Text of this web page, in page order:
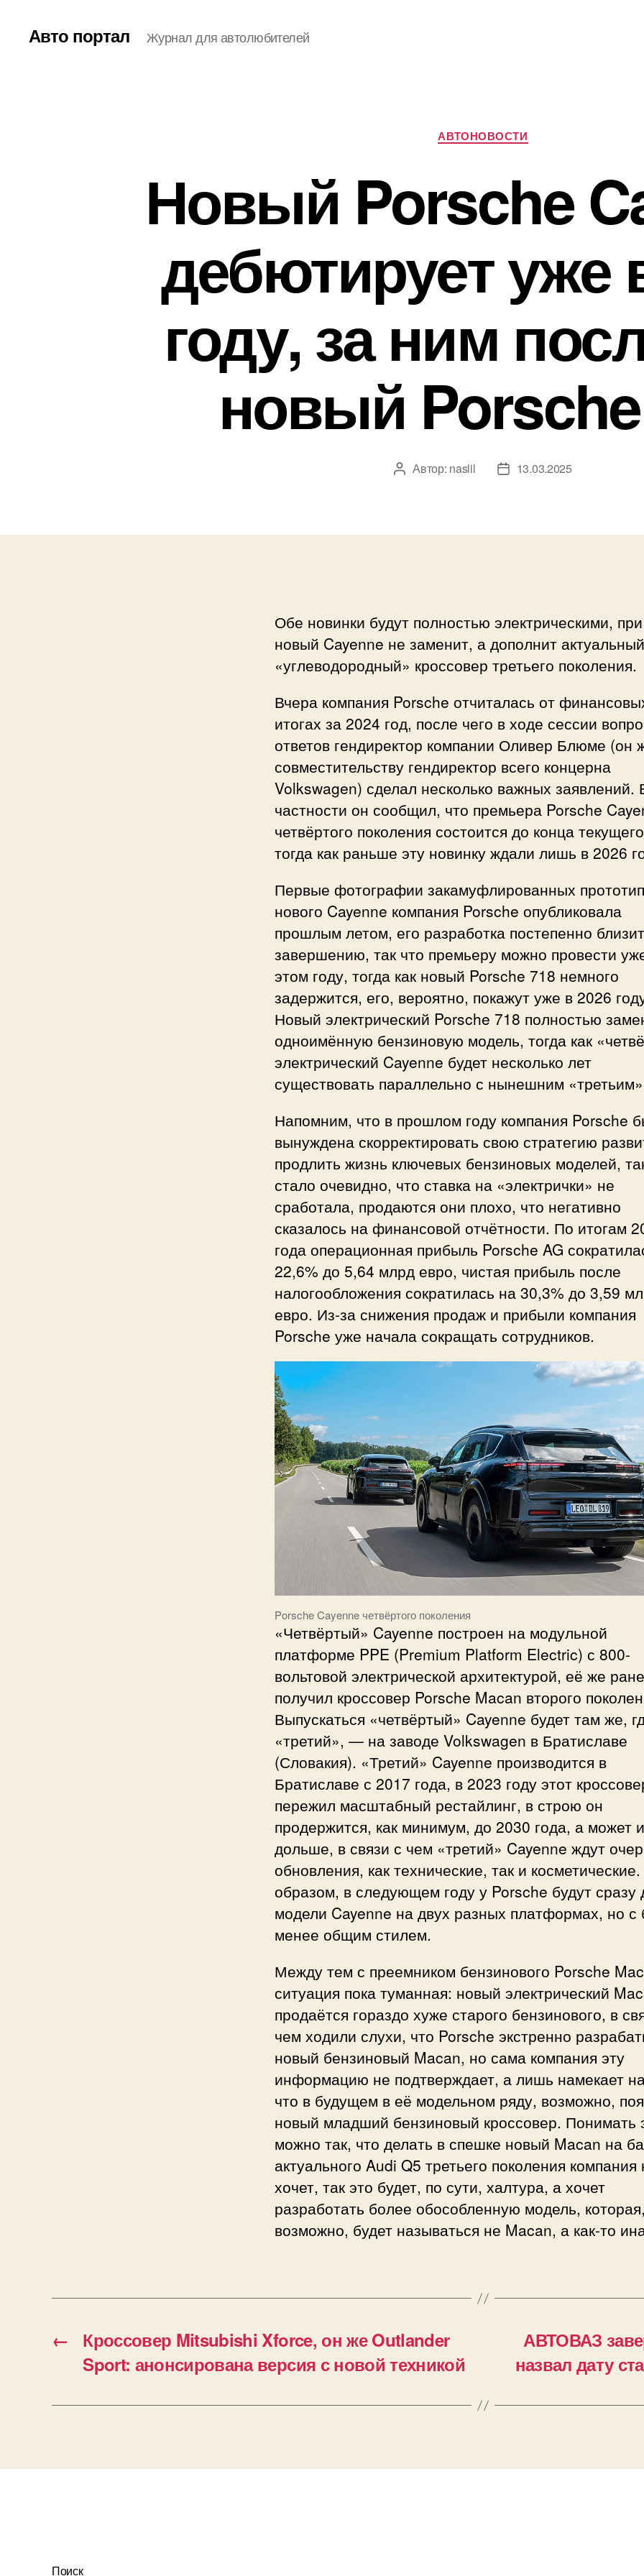
Авто портал Журнал для автолюбителей
Рубрики
АВТОНОВОСТИ
Новый Porsche
дебютирует уже
году, за ним
новый
Автор
Автор: naslil
Дата13.03.2025
Обе новинки будут полностью электрическими,
новый Cayenne не заменит, а дополнит актуальный
«углеводородный» кроссовер третьего поколения.
Вчера компания Porsche отчиталась от
итогах за 2024 год, после чего в ходе сессии
ответов гендиректор компании Оливер Блюме (он
совместительству гендиректор всего концерна
Volkswagen) сделал несколько важных заявлений.
частности он сообщил, что премьера Porsche
четвёртого поколения состоится до конца
тогда как раньше эту новинку ждали лишь в 2026
Первые фотографии закамуфлированных
нового Cayenne компания Porsche опубликовала
прошлым летом, его разработка постепенно
завершению, так что премьеру можно провести
этом году, тогда как новый Porsche 718 немного
задержится, его, вероятно, покажут уже в 2026
Новый электрический Porsche 718 полностью
одноимённую бензиновую модель, тогда как
электрический Cayenne будет несколько лет
существовать параллельно с нынешним
Напомним, что в прошлом году компания Porsche
вынуждена скорректировать свою стратегию
продлить жизнь ключевых бензиновых моделей,
стало очевидно, что ставка на «электрички» не
сработала, продаются они плохо, что негативно
сказалось на финансовой отчётности. По итогам
года операционная прибыль Porsche AG
22,6% до 5,64 млрд евро, чистая прибыль после
налогообложения сократилась на 30,3% до 3,59
евро. Из-за снижения продаж и прибыли компания
Porsche уже начала сокращать сотрудников.
Porsche Cayenne четвёртого поколения
«Четвёртый» Cayenne построен на модульной
платформе PPE (Premium Platform Electric) с 800-
вольтовой электрической архитектурой, её же
получил кроссовер Porsche Macan второго
Выпускаться «четвёртый» Cayenne будет там же,
«третий», — на заводе Volkswagen в Братиславе
(Словакия). «Третий» Cayenne производится в
Братиславе с 2017 года, в 2023 году этот
пережил масштабный рестайлинг, в строю он
продержится, как минимум, до 2030 года, а может и
дольше, в связи с чем «третий» Cayenne ждут
обновления, как технические, так и
образом, в следующем году у Porsche будут сразу
модели Cayenne на двух разных платформах, но с
менее общим стилем.
Между тем с преемником бензинового Porsche
ситуация пока туманная: новый электрический
продаётся гораздо хуже старого бензинового, в
чем ходили слухи, что Porsche экстренно
новый бензиновый Macan, но сама компания эту
информацию не подтверждает, а лишь намекает
что в будущем в её модельном ряду, возможно,
новый младший бензиновый кроссовер. Понимать
можно так, что делать в спешке новый Macan на
актуального Audi Q5 третьего поколения компания
хочет, так это будет, по сути, халтура, а хочет
разработать более обособленную модель,
возможно, будет называться не Macan, а как-то
←
Кроссовер Mitsubishi Xforce, он же Outlander
Sport: анонсирована версия с новой техникой
АВТОВАЗ
назвал дату
Поиск